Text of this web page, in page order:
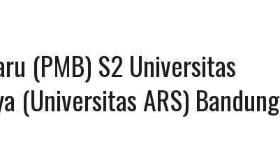
(PMB) S2 Universitas
(Universitas ARS) Bandung